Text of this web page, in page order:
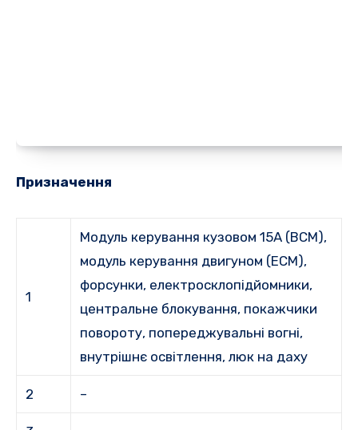
Призначення
1
Модуль керування кузовом 15A (BCM),
модуль керування двигуном (ECM),
форсунки, електросклопідйомники,
центральне блокування, покажчики
повороту, попереджувальні вогні,
внутрішнє освітлення, люк на даху
2 –